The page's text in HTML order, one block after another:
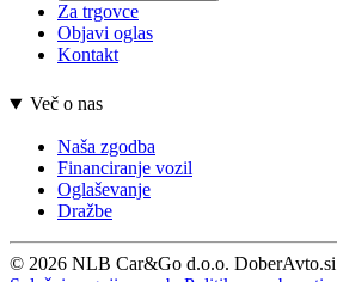
Za trgovce
Objavi oglas
Kontakt
Več o nas
Naša zgodba
Financiranje vozil
Oglaševanje
Dražbe
© 2026 NLB Car&Go d.o.o. DoberAvto.si